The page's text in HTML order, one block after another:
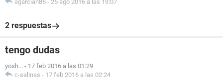
agarcian86 - 25 ago 2016 a las 19:07
2 respuestas
tengo dudas
yosh... - 17 feb 2016 a las 01:29
c-salinas - 17 feb 2016 a las 02:24